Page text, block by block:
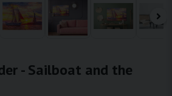
- Sailboat and the